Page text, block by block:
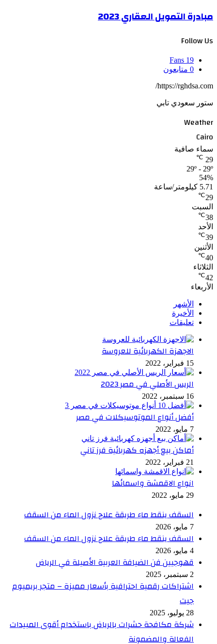
مبادرة التمويل العقاري 2023
Follow Us
19
Fans
0 متابعون
https://rghdsa.com/
ستور سعودي تابي
Weather
Cairo
سماء صافية
29
℃
29º - 29º
54%
5.71 كيلومتر/ساعة
29
℃
السبت
38
℃
الأحد
39
℃
الأثنين
40
℃
الثلاثاء
42
℃
الأربعاء
الأشهر
الأخيرة
تعليقات
الاجهزة الكهربائية للعروسة
15 فبراير، 2022
الريس الأصلي في مصر 2023
16 سبتمبر، 2022
أفضل أنواع الموتوسيكلات في مصر
7 مايو، 2022
أماكن بيع أجهزه كهربائية فرز تاني
21 فبراير، 2022
انواع الاقمشة واسمائها
29 مايو، 2022
السقف ينقط ماء طريقة علاج نزول الماء من السقف
7 مايو، 2026
السقف ينقط ماء طريقة علاج نزول الماء من السقف
4 مايو، 2026
قهوجيين فن الضيافة العربية الأصيلة في الرياض
2 سبتمبر، 2025
اشتراكات رقمية احترافية بأسعار مميزة – متجر بريميوم
جيت
28 يوليو، 2025
شركة مكافحة حشرات بالرياض باستخدام أقوى المبيدات
الفعالة والمضمونة